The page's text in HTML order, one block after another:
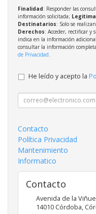
Finalidad: Responder las
información solicitada;
Destinatarios: Solo se
Derechos: Acceder, rectificar y
indica en la información
consultar la información
de Privacidad
He leído y acepto la
Contacto
Política Privacidad
Mantenimiento
Informatico
Contacto
Avenida de la
14010 Córdoba,